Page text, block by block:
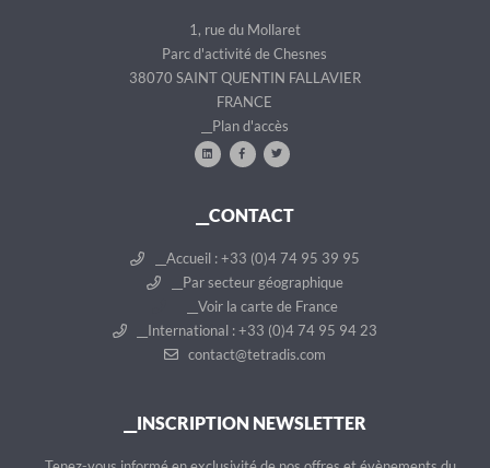
1, rue du Mollaret
Parc d'activité de Chesnes
38070 SAINT QUENTIN FALLAVIER
FRANCE
__Plan d'accès
__CONTACT
__Accueil : +33 (0)4 74 95 39 95
__Par secteur géographique
__Voir la carte de France
__International : +33 (0)4 74 95 94 23
contact@tetradis.com
__INSCRIPTION NEWSLETTER